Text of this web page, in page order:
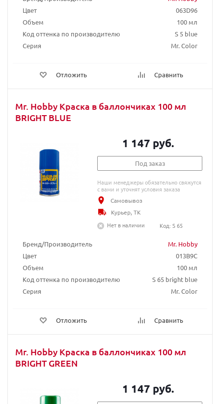
Цвет
063D96
Объем
100 мл
Код оттенка по производителю
S 5 blue
Серия
Mr. Color
Отложить Сравнить
Mr. Hobby Краска в баллончиках 100 мл
BRIGHT BLUE
Бренд/Производитель
Mr. Hobby
Цвет
013B9C
Объем
100 мл
Код оттенка по производителю
S 65 bright blue
Серия
Mr. Color
Отложить Сравнить
1 147 руб.
Под заказ
Наши менеджеры обязательно свяжутся
с вами и уточнят условия заказа
Самовывоз
Курьер, ТК
Нет в наличии
Код: S 65
Mr. Hobby Краска в баллончиках 100 мл
BRIGHT GREEN
1 147 руб.